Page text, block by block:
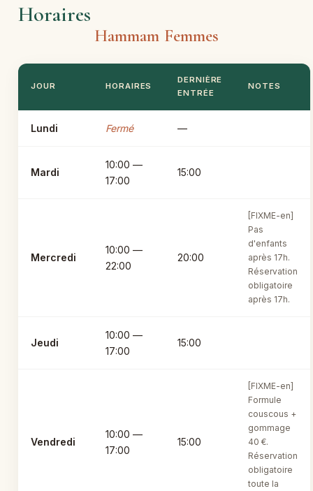
Horaires
Hammam Femmes
JOUR HORAIRES
DERNIÈRE
ENTRÉE
NOTES
Lundi Fermé —
Mardi
10:00 —
17:00
15:00
Mercredi
10:00 —
22:00
20:00
[FIXME-en]
Pas
d'enfants
après 17h.
Réservation
obligatoire
après 17h.
Jeudi
10:00 —
17:00
15:00
Vendredi
10:00 —
17:00
15:00
[FIXME-en]
Formule
couscous +
gommage
40 €.
Réservation
obligatoire
toute la